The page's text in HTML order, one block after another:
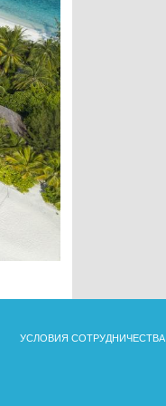
УСЛОВИЯ СОТРУДНИЧЕСТВА